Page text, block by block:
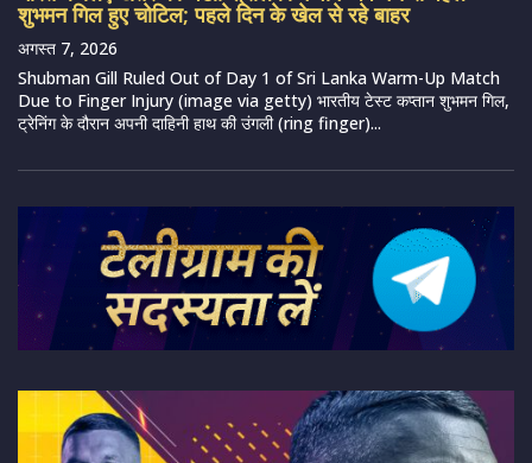
शुभमन गिल हुए चोटिल; पहले दिन के खेल से रहे बाहर
अगस्त 7, 2026
Shubman Gill Ruled Out of Day 1 of Sri Lanka Warm-Up Match
Due to Finger Injury (image via getty) भारतीय टेस्ट कप्तान शुभमन गिल,
ट्रेनिंग के दौरान अपनी दाहिनी हाथ की उंगली (ring finger)...